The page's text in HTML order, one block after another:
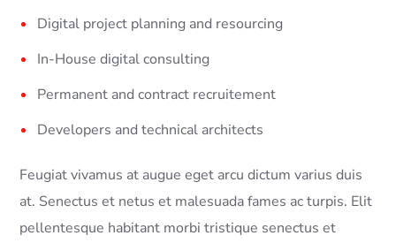
Digital project planning and resourcing
In-House digital consulting
Permanent and contract recruitement
Developers and technical architects
Feugiat vivamus at augue eget arcu dictum varius duis
at. Senectus et netus et malesuada fames ac turpis. Elit
pellentesque habitant morbi tristique senectus et